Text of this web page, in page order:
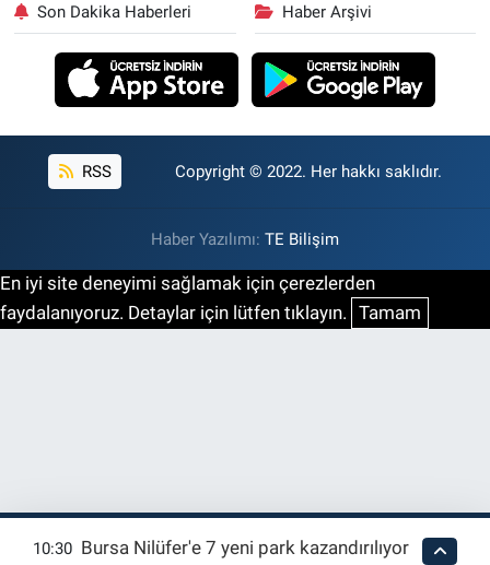
Son Dakika Haberleri Haber Arşivi
RSS Copyright © 2022. Her hakkı saklıdır.
Haber Yazılımı: TE Bilişim
En iyi site deneyimi sağlamak için çerezlerden
faydalanıyoruz. Detaylar için lütfen tıklayın. Tamam
10:30 Bursa Nilüfer'e 7 yeni park kazandırılıyor